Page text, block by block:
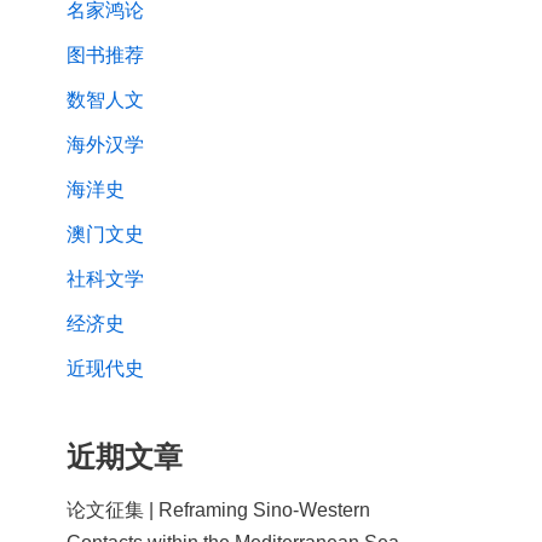
名家鸿论
图书推荐
数智人文
海外汉学
海洋史
澳门文史
社科文学
经济史
近现代史
近期文章
论文征集 | Reframing Sino-Western